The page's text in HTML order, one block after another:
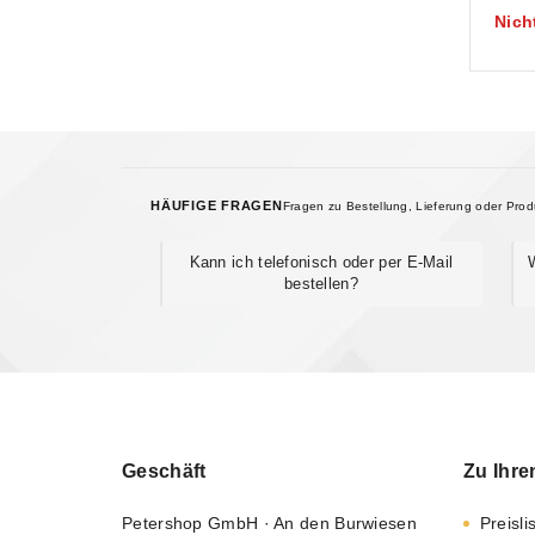
5
HÄUFIGE FRAGENFragen zu Bestellung, Lieferung oder
Kann ich telefonisch oder per E-Mail
bestellen?
Geschäft
Petershop GmbH · An den Burwiesen
Zu